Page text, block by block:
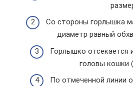
Со стороны горлышка
диаметр равный
Горлышко отсекается
головы кошки
По отмеченной линии